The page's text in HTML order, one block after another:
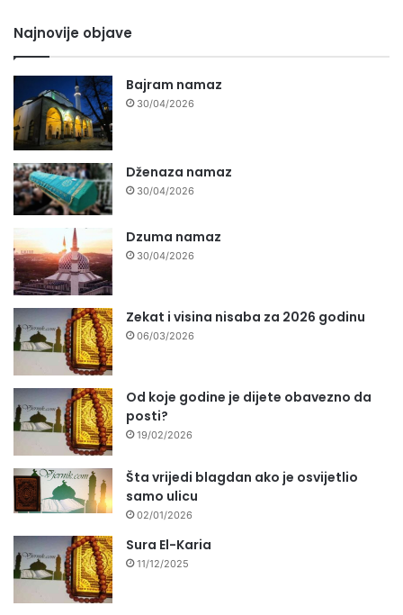
Najnovije objave
Bajram namaz
30/04/2026
Dženaza namaz
30/04/2026
Dzuma namaz
30/04/2026
Zekat i visina nisaba za 2026 godinu
06/03/2026
Od koje godine je dijete obavezno da
posti?
19/02/2026
Šta vrijedi blagdan ako je osvijetlio
samo ulicu
02/01/2026
Sura El-Karia
11/12/2025